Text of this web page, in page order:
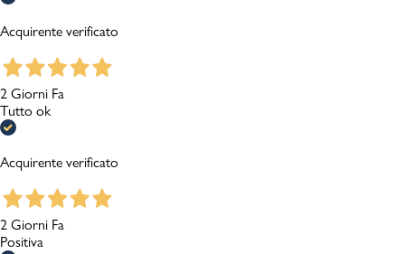
Acquirente verificato
2 Giorni Fa
Tutto ok
Acquirente verificato
2 Giorni Fa
Positiva